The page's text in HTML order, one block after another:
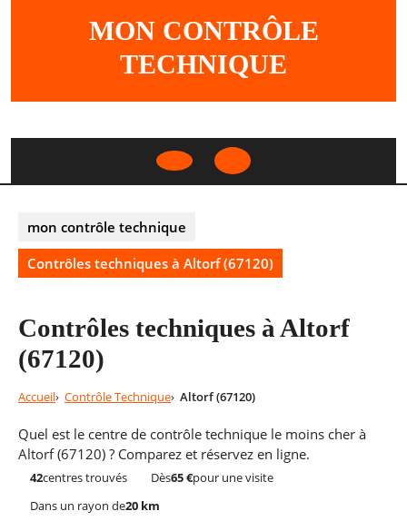
MON CONTRÔLE
TECHNIQUE
Open
mon contrôle technique
Contrôles techniques à Altorf (67120)
Contrôles techniques à Altorf
(67120)
Accueil Contrôle Technique Altorf (67120)
Quel est le centre de contrôle technique le moins cher à
Altorf (67120) ? Comparez et réservez en ligne.
42centres trouvés Dès65 €pour une visite
Dans un rayon de20 km